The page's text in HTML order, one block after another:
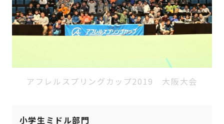
アフレルスプリングカップ2019 大阪大会
小学生ミドル部門